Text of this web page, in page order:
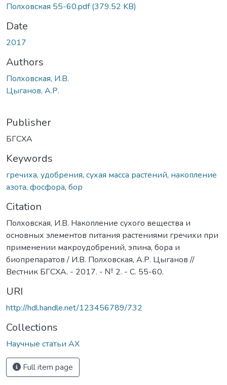
Полховская 55-60.pdf(379.52 KB)
Date
2017
Authors
Полховская, И.В.
Цыганов, А.Р.
Publisher
БГСХА
Keywords
гречиха, удобрения, сухая масса растений, накопление
азота, фосфора, бор
Citation
Полховская, И.В. Накопление сухого вещества и
основных элементов питания растениями гречихи при
применении макроудобрений, эпина, бора и
биопрепаратов / И.В. Полховская, А.Р. Цыганов //
Вестник БГСХА. - 2017. - № 2. - С. 55-60.
URI
http://hdl.handle.net/123456789/732
Collections
Научные статьи АХ
Full item page